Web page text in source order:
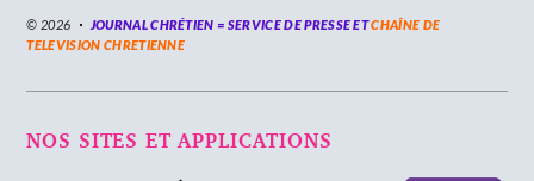
© 2026 JOURNAL CHRÉTIEN = SERVICE DE PRESSE ETCHAÎNE DE
TELEVISION CHRETIENNE
NOS SITES ET APPLICATIONS